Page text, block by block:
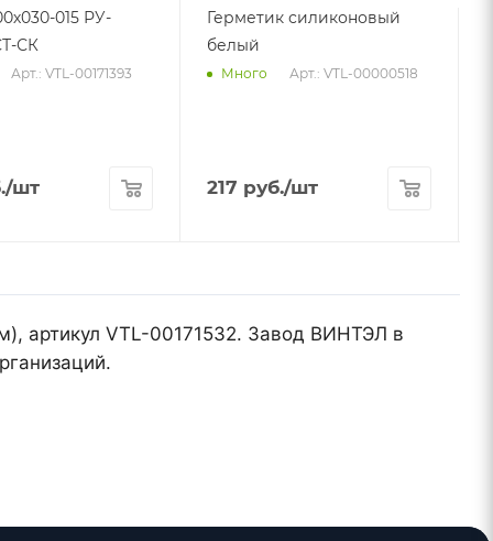
015 РУ-
СК
Арт.: VTL-00171393
/шт
Герметик силиконовый
белый
Много Арт.: VTL-00000518
217 руб./шт
артикул VTL-00171532. Завод ВИНТЭЛ в